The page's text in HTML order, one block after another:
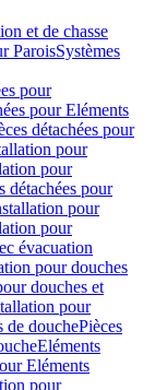
et de chasse
ParoisSystèmes
pour
pour Eléments
détachées pour
pour
pour
détachées pour
pour
pour
évacuation
pour douches
douches et
pour
de douchePièces
Eléments
Eléments
pour